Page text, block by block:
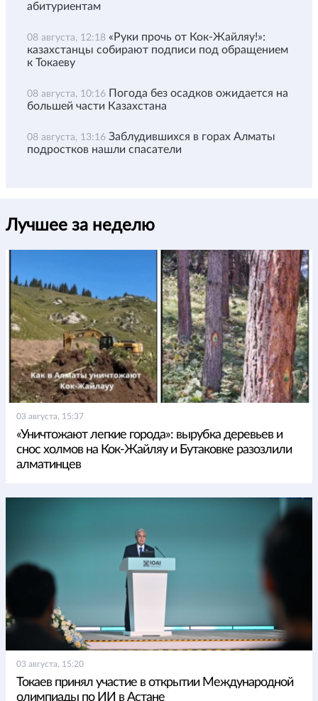
абитуриентам
08 августа, 12:18 «Руки прочь от Кок-Жайляу!»:
казахстанцы собирают подписи под обращением
к Токаеву
08 августа, 10:16 Погода без осадков ожидается на
большей части Казахстана
08 августа, 13:16 Заблудившихся в горах Алматы
подростков нашли спасатели
Лучшее за неделю
03 августа, 15:37
«Уничтожают легкие города»: вырубка деревьев и
снос холмов на Кок-Жайляу и Бутаковке разозлили
алматинцев
03 августа, 15:20
Токаев принял участие в открытии Международной
олимпиады по ИИ в Астане